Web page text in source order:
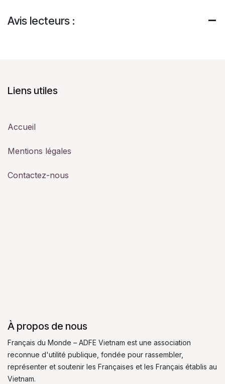
Avis lecteurs :
Liens utiles
Accueil
Mentions légales
Contactez-nous
À propos de nous
Français du Monde – ADFE Vietnam est une association
reconnue d'utilité publique, fondée pour rassembler,
représenter et soutenir les Françaises et les Français établis au
Vietnam.